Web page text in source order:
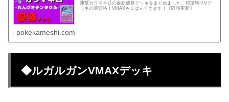
連撃カラマネロの最新優勝デッキをまとめました。現環境非Vデ
ッキの筆頭格！VMAXも１ぱんできます！【随時更新】
pokekameshi.com
◆ルガルガンVMAXデッキ